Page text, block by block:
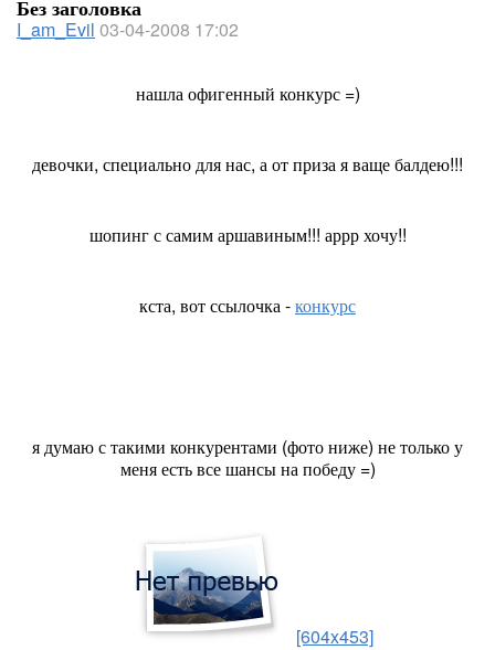
Без заголовка
I_am_Evil 03-04-2008 17:02
нашла офигенный конкурс =)
девочки, специально для нас, а от приза я ваще балдею!!!
шопинг с самим аршавиным!!! аррр хочу!!
кста, вот ссылочка -конкурс
я думаю с такими конкурентами (фото ниже) не только у
меня есть все шансы на победу =)
[604x453]